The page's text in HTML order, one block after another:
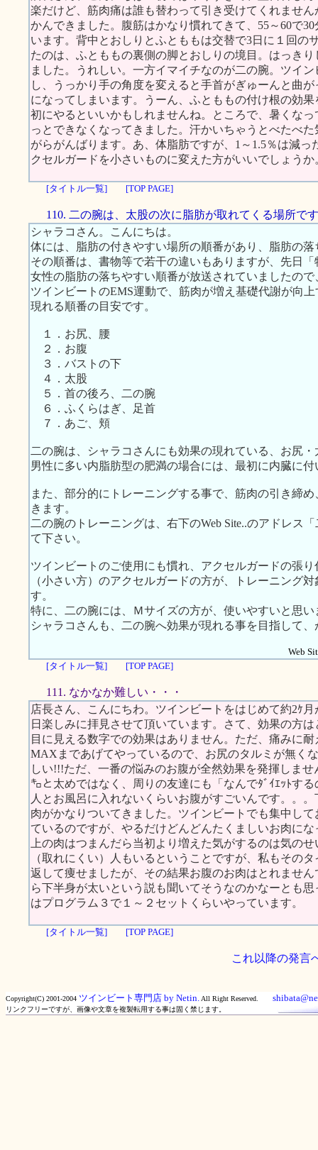
楽だけど、筋肉痛は誰も替わって引き受けてくれませ
かんできました。腹筋はかなり慣れてきて、55～60で
います。背中とおしりとふとももは交替で3日に１回の
たのは、ふとももの裏側の脚とおしりの境目。はっき
ました。うれしい。一方イマイチなのが二の腕。ツイ
し、うっかり手の角度を変えると手首がぎゅーんと曲
になってしまいます。うーん、ふとももの付け根の効
初にやるといいかもしれませんね。ところで、暑くな
っとできなくなってきました。汗かいちゃうとべたべ
がらがんばります。あ、体脂肪ですが、1～1.5％は減
クセルガードを小さいものに変えた方がいいでしょう
[タイトル一覧] [TOP PAGE]
110. 二の腕は、太股の次に脂肪が取れてくる場所です
シャラコさん。こんにちは。
体には、脂肪の付きやすい場所の順番があり、脂肪の
その順番は、書物等で若干の違いもありますが、先日
女性の脂肪の落ちやすい順番が放送されていましたの
ツインビートのEMS運動で、筋肉が増え基礎代謝が向
現れる順番の目安です。
１．お尻、腰
２．お腹
３．バストの下
４．太股
５．首の後ろ、二の腕
６．ふくらはぎ、足首
７．あご、頬
二の腕は、シャラコさんにも効果の現れている、お尻
男性に多い内脂肪型の肥満の場合には、最初に内臓に
また、部分的にトレーニングする事で、筋肉の引き締
きます。
二の腕のトレーニングは、右下のWeb Site..のアドレス
て下さい。
ツインビートのご使用にも慣れ、アクセルガードの張
（小さい方）のアクセルガードの方が、トレーニング
す。
特に、二の腕には、Ｍサイズの方が、使いやすいと思い
シャラコさんも、二の腕へ効果が現れる事を目指して
Web
[タイトル一覧]
[TOP PAGE]
111. なかなか難しい・・・
店長さん、こんにちわ。ツインビートをはじめて約2ｹ
日楽しみに拝見させて頂いています。さて、効果の方
目に見える数字での効果はありません。ただ、痛みに
MAXまであげてやっているので、お尻のタルミが無く
しい!!!ただ、一番の悩みのお腹が全然効果を発揮しま
㌔と太めではなく、周りの友達にも「なんでﾀﾞｲｴｯﾄす
人とお風呂に入れないくらいお腹がすごいんです。。
肉がかなりついてきました。ツインビートでも集中し
ているのですが、やるだけどんどんたくましいお肉に
上の肉はつまんだら当初より増えた気がするのは気の
（取れにくい）人もいるということですが、私もその
返して痩せましたが、その結果お腹のお肉はとれませ
ら下半身が太いという説も聞いてそうなのかなーとも
はプログラム３で１～２セットくらいやっています。
[タイトル一覧] [TOP PAGE]
これ以降の発言
Copyright(C) 2001-2004 ツインビート専門店 by Netin. All Right Reserved.
リンクフリーですが、画像や文章を複製転用する事は固く禁じます。